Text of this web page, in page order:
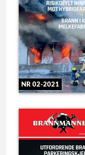
NR 02-2021